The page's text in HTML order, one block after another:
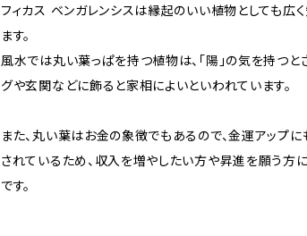
フィカス ベンガレンシスは縁起のいい植物としても広
ます。
風水では丸い葉っぱを持つ植物は、「陽」の気を持つと
グや玄関などに飾ると家相によいといわれています。
また、丸い葉はお金の象徴でもあるので、金運アップ
されているため、収入を増やしたい方や昇進を願う方
です。